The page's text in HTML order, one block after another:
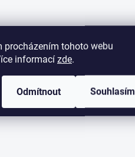
procházením tohoto webu
informací zde.
Odmítnout Souhlasím